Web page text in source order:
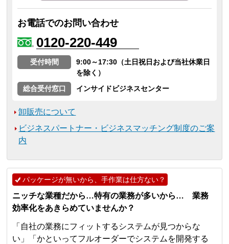
お電話でのお問い合わせ
0120-220-449
受付時間
9:00～17:30（土日祝日および当社休業日
を除く）
総合受付窓口
インサイドビジネスセンター
卸販売について
ビジネスパートナー・ビジネスマッチング制度のご案
内
パッケージが無いから、手作業は仕方ない？
ニッチな業種だから…特有の業務が多いから… 業務
効率化をあきらめていませんか？
「自社の業務にフィットするシステムが見つからな
い」「かといってフルオーダーでシステムを開発する